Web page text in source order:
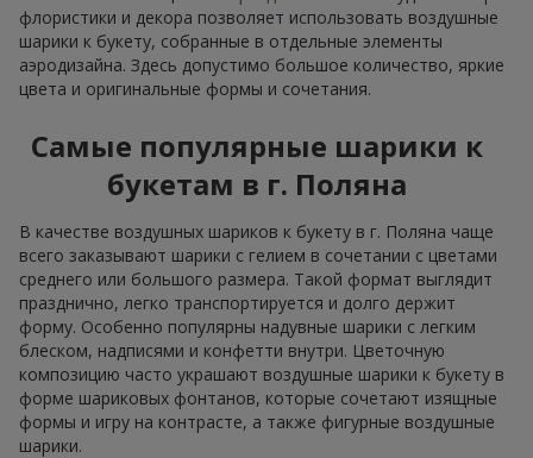
флористики и декора позволяет использовать воздушные
шарики к букету, собранные в отдельные элементы
аэродизайна. Здесь допустимо большое количество, яркие
цвета и оригинальные формы и сочетания.
Самые популярные шарики к
букетам в г. Поляна
В качестве воздушных шариков к букету в г. Поляна чаще
всего заказывают шарики с гелием в сочетании с цветами
среднего или большого размера. Такой формат выглядит
празднично, легко транспортируется и долго держит
форму. Особенно популярны надувные шарики с легким
блеском, надписями и конфетти внутри. Цветочную
композицию часто украшают воздушные шарики к букету в
форме шариковых фонтанов, которые сочетают изящные
формы и игру на контрасте, а также фигурные воздушные
шарики.